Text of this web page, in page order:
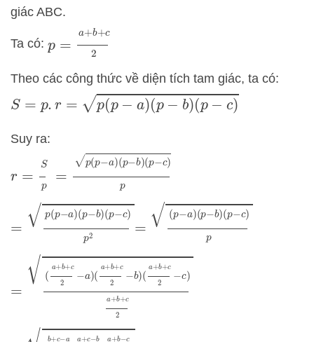
giác ABC.
Ta có: +b+c2
Theo các công thức về diện tích tam giác, ta có:
S =p .r=p (p −a)(p−b (p−c )
Suy ra:
p= −a)(p−b)(p−c)p
(p −a)(p−b)(p−c) p − a)(p−b)(p−c)
a + b +c2 a ) (a+b c2−b a